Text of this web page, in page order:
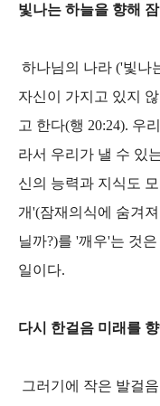
빛나는 하늘을 향해
하나님의 나라 ('빛나
자신이 가지고 있지
고 한다(행 20:24). 우
라서 우리가 낼 수 있
신의 능력과 지식도
개'(잠재의식에 숨겨
닐까?)를 '깨우'는 것
일이다.
다시 한걸음 미래를
그러기에 작은 발걸